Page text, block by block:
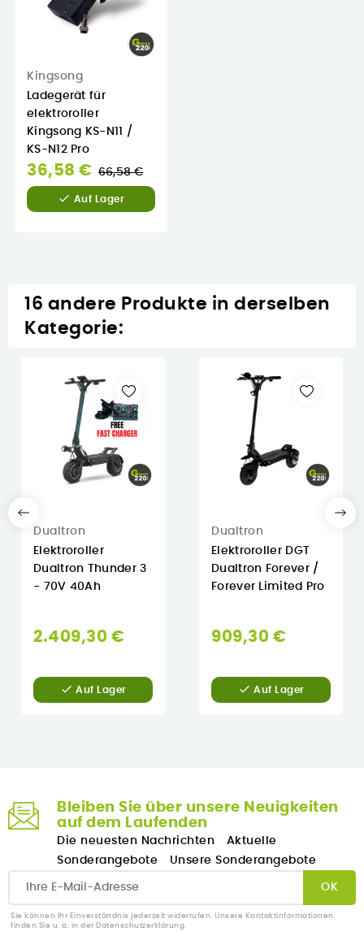
Kingsong
Ladegerät für
elektroroller
Kingsong KS-N11 /
KS-N12 Pro
36,58 € Normaler
Preis
66,58 €
 Auf Lager
16 andere Produkte in derselben
Kategorie:
Dualtron
Elektroroller
Dualtron Thunder 3
- 70V 40Ah
2.409,30 €
 Auf Lager
Dualtron
Elektroroller DGT
Dualtron Forever /
Forever Limited Pro
909,30 €
 Auf Lager
Bleiben Sie über unsere Neuigkeiten
auf dem Laufenden
Die neuesten Nachrichten
Aktuelle
Sonderangebote
Unsere Sonderangebote
Sie können Ihr Einverständnis jederzeit widerrufen. Unsere Kontaktinformationen
finden Sie u. a. in der Datenschutzerklärung.